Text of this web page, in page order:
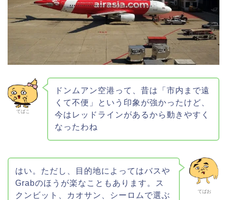
てばこ
ドンムアン空港って、昔は「市内まで遠
くて不便」という印象が強かったけど、
今はレッドラインがあるから動きやすく
なったわね
てばお
はい。ただし、目的地によってはバスや
Grabのほうが楽なこともあります。ス
クンビット、カオサン、シーロムで選ぶ